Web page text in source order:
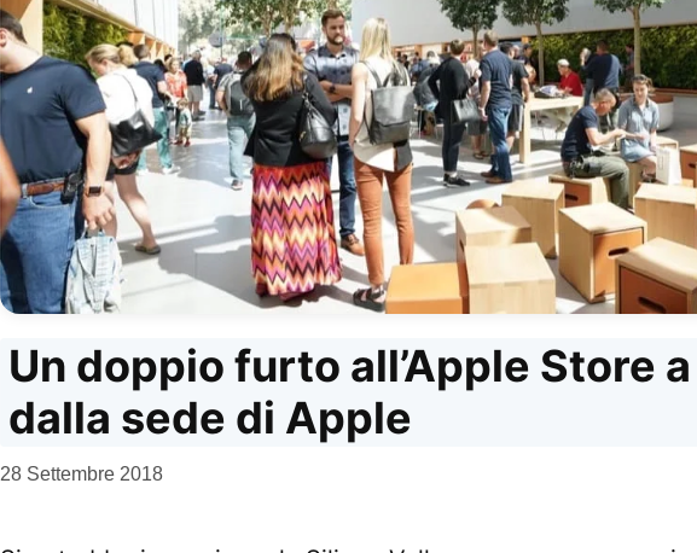
Un doppio furto all’Apple Store
dalla sede di Apple
da
28 Settembre 2018